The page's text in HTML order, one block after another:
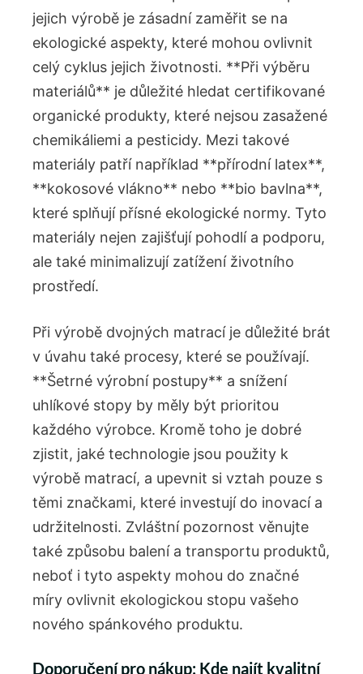
jejich výrobě je zásadní zaměřit ⁤se na
ekologické aspekty,‌ které‌ mohou ovlivnit
celý cyklus jejich životnosti. **Při výběru
materiálů** je důležité hledat certifikované
organické produkty, které nejsou zasažené
chemikáliemi a ⁤pesticidy. Mezi takové
materiály patří například ⁣**přírodní latex**,
**kokosové vlákno** ⁣nebo ⁣**bio bavlna**,
které splňují přísné ekologické normy. Tyto
materiály nejen zajišťují pohodlí ​a podporu,
ale také minimalizují zatížení životního⁣
prostředí.
Při výrobě dvojných matrací je důležité⁢ brát
v úvahu také procesy, které se používají.
**Šetrné výrobní postupy** a snížení
uhlíkové stopy by měly být ⁤prioritou
každého výrobce.‍ Kromě ‌toho je dobré
zjistit, jaké technologie jsou použity k
výrobě matrací, a upevnit si vztah ‌pouze s
těmi značkami, které investují do inovací a
udržitelnosti. Zvláštní pozornost věnujte
také způsobu balení a transportu produktů,
neboť i tyto aspekty mohou do značné
míry ovlivnit ekologickou stopu vašeho
nového spánkového produktu.
Doporučení pro nákup:⁤ Kde najít kvalitní